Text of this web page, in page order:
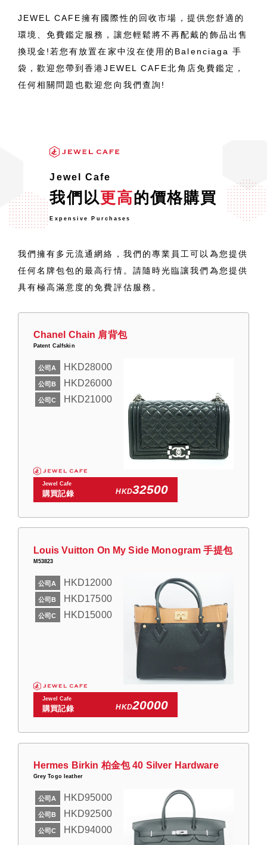
JEWEL CAFE擁有國際性的回收市場，提供您舒適的
環境、免費鑑定服務，讓您輕鬆將不再配戴的飾品出售
換現金!若您有放置在家中沒在使用的Balenciaga 手
袋，歡迎您帶到香港JEWEL CAFE北角店免費鑑定，
任何相關問題也歡迎您向我們查詢!
Jewel Cafe
我們以更高的價格購買
Expensive Purchases
我們擁有多元流通網絡，我們的專業員工可以為您提供
任何名牌包包的最高行情。請隨時光臨讓我們為您提供
具有極高滿意度的免費評估服務。
Chanel Chain 肩背包
Patent Calfskin
公司A HKD28000
公司B HKD26000
公司C HKD21000
Jewel Cafe
購買記錄 HKD32500
Louis Vuitton On My Side Monogram 手提包
M53823
公司A HKD12000
公司B HKD17500
公司C HKD15000
Jewel Cafe
購買記錄 HKD20000
Hermes Birkin 柏金包 40 Silver Hardware
Grey Togo leather
公司A HKD95000
公司B HKD92500
公司C HKD94000